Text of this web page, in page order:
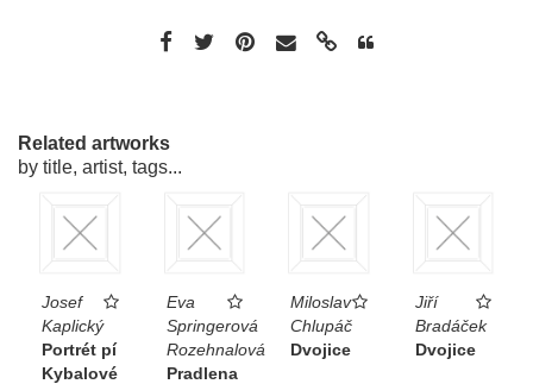
Related artworks
by title, artist, tags...
Josef
Kaplický
Portrét pí
Kybalové
Eva
Springerová
Rozehnalová
Pradlena
Miloslav
Chlupáč
Dvojice
Jiří
Bradáček
Dvojice